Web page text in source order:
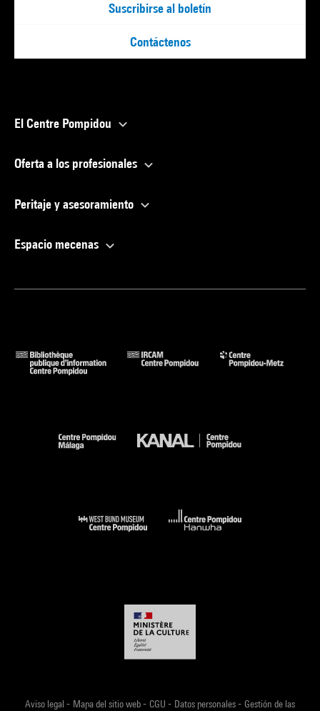
Suscribirse al boletín
Contáctenos
El Centre Pompidou
Oferta a los profesionales
Peritaje y asesoramiento
Espacio mecenas
Aviso legal - Mapa del sitio web- CGU - Datos personales- Gestión de las